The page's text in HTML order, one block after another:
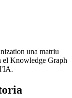
una matriu
el Knowledge Graph